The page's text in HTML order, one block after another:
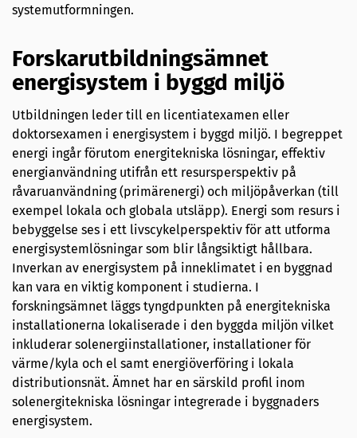
systemutformningen.
Forskarutbildningsämnet
energisystem i byggd miljö
Utbildningen leder till en licentiatexamen eller
doktorsexamen i energisystem i byggd miljö. I begreppet
energi ingår förutom energitekniska lösningar, effektiv
energianvändning utifrån ett resursperspektiv på
råvaruanvändning (primärenergi) och miljöpåverkan (till
exempel lokala och globala utsläpp). Energi som resurs i
bebyggelse ses i ett livscykelperspektiv för att utforma
energisystemlösningar som blir långsiktigt hållbara.
Inverkan av energisystem på inneklimatet i en byggnad
kan vara en viktig komponent i studierna. I
forskningsämnet läggs tyngdpunkten på energitekniska
installationerna lokaliserade i den byggda miljön vilket
inkluderar solenergiinstallationer, installationer för
värme/kyla och el samt energiöverföring i lokala
distributionsnät. Ämnet har en särskild profil inom
solenergitekniska lösningar integrerade i byggnaders
energisystem.